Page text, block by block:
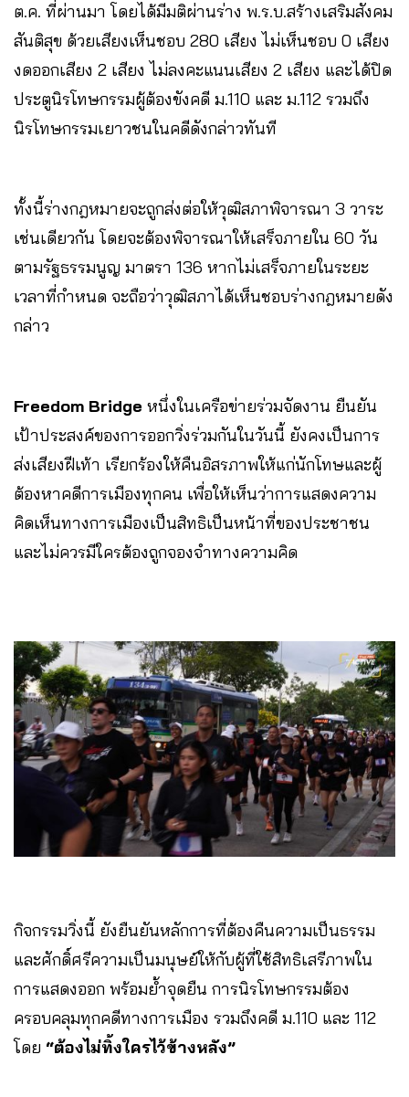
ต.ค. ที่ผ่านมา โดยได้มีมติผ่านร่าง พ.ร.บ.สร้างเสริมสังคม
สันติสุข ด้วยเสียงเห็นชอบ 280 เสียง ไม่เห็นชอบ 0 เสียง
งดออกเสียง 2 เสียง ไม่ลงคะแนนเสียง 2 เสียง และได้ปิด
ประตูนิรโทษกรรมผู้ต้องขังคดี ม.110 และ ม.112 รวมถึง
นิรโทษกรรมเยาวชนในคดีดังกล่าวทันที
ทั้งนี้ร่างกฎหมายจะถูกส่งต่อให้วุฒิสภาพิจารณา 3 วาระ
เช่นเดียวกัน โดยจะต้องพิจารณาให้เสร็จภายใน 60 วัน
ตามรัฐธรรมนูญ มาตรา 136 หากไม่เสร็จภายในระยะ
เวลาที่กำหนด จะถือว่าวุฒิสภาได้เห็นชอบร่างกฎหมายดัง
กล่าว
Freedom Bridge หนึ่งในเครือข่ายร่วมจัดงาน ยืนยัน
เป้าประสงค์ของการออกวิ่งร่วมกันในวันนี้ ยังคงเป็นการ
ส่งเสียงฝีเท้า เรียกร้องให้คืนอิสรภาพให้แก่นักโทษและผู้
ต้องหาคดีการเมืองทุกคน เพื่อให้เห็นว่าการแสดงความ
คิดเห็นทางการเมืองเป็นสิทธิเป็นหน้าที่ของประชาชน
และไม่ควรมีใครต้องถูกจองจำทางความคิด
กิจกรรมวิ่งนี้ ยังยืนยันหลักการที่ต้องคืนความเป็นธรรม
และศักดิ์ศรีความเป็นมนุษย์ให้กับผู้ที่ใช้สิทธิเสรีภาพใน
การแสดงออก พร้อมย้ำจุดยืน การนิรโทษกรรมต้อง
ครอบคลุมทุกคดีทางการเมือง รวมถึงคดี ม.110 และ 112
โดย “ต้องไม่ทิ้งใครไว้ข้างหลัง”